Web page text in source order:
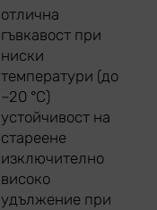
отлична
гъвкавост при
ниски
температури (до
–20 °C)
устойчивост на
стареене
изключително
високо
удължение при